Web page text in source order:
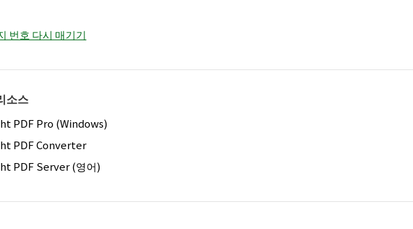
번호 다시 매기기
소스
PDF Pro (Windows)
PDF Converter
PDF Server (영어)